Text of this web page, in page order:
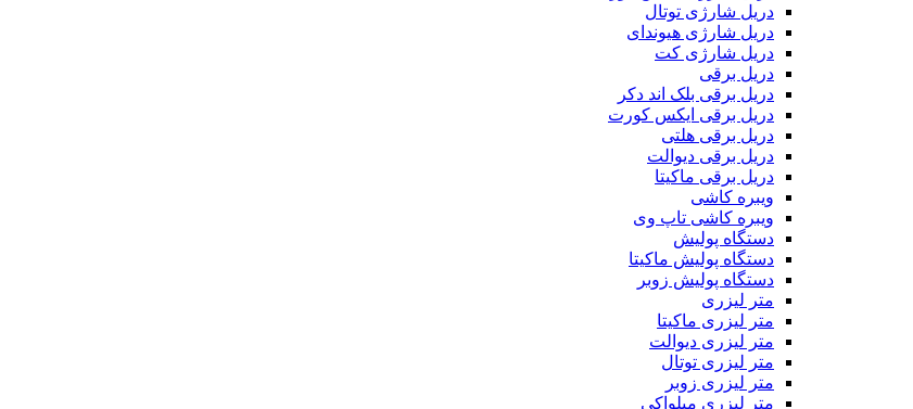
دریل شارژی توتال
دریل شارژی هیوندای
دریل شارژی کت
دریل برقی
دریل برقی بلک اند دکر
دریل برقی ایکس کورت
دریل برقی هلتی
دریل برقی دیوالت
دریل برقی ماکیتا
ویبره کاشی
ویبره کاشی تاپ وی
دستگاه پولیش
دستگاه پولیش ماکیتا
دستگاه پولیش زوبر
متر لیزری
متر لیزری ماکیتا
متر لیزری دیوالت
متر لیزری توتال
متر لیزری زوبر
متر لیزری میلواکی